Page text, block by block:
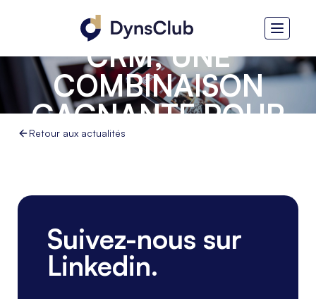
CONNECTÉ ET
CRM, UNE
COMBINAISON
GAGNANTE POUR
LA RELATION
POWER PLATFORM
Retour aux actualités
Suivez-nous sur
Linkedin.